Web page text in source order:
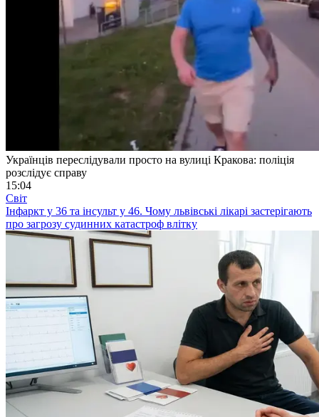
Українців переслідували просто на вулиці Кракова: поліція
розслідує справу
15:04
Світ
Інфаркт у 36 та інсульт у 46. Чому львівські лікарі застерігають
про загрозу судинних катастроф влітку